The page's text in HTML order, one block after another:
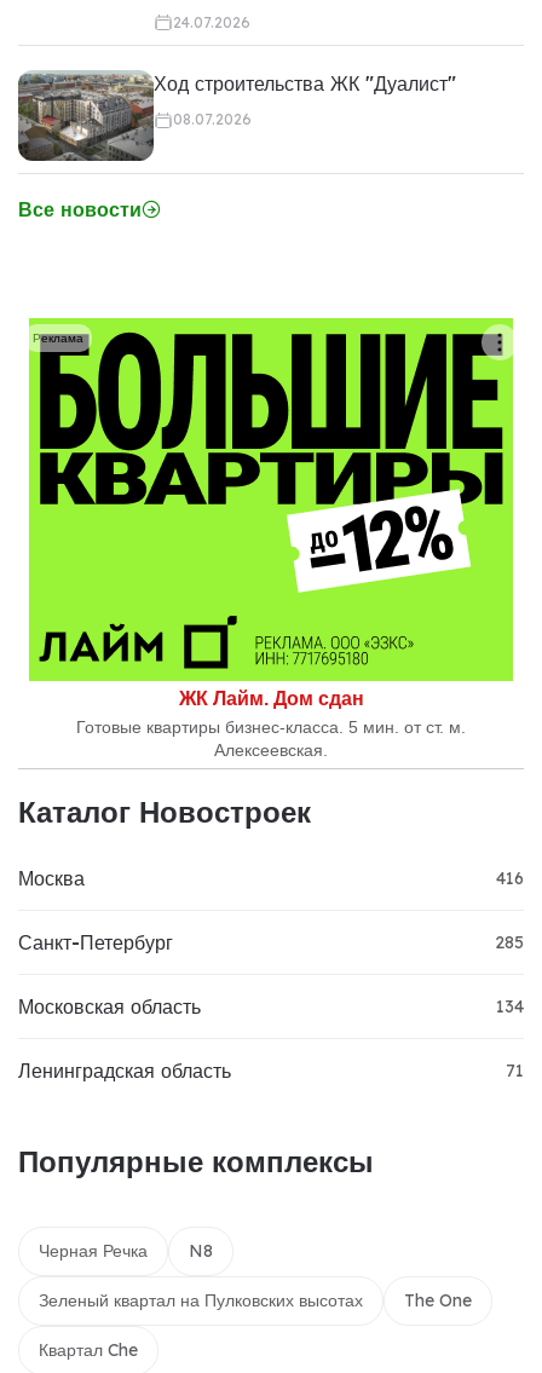
24.07.2026
Ход строительства ЖК "Дуалист"
08.07.2026
Все новости
ЖК Лайм. Дом сдан
Готовые квартиры бизнес-класса. 5 мин. от ст. м.
Алексеевская.
Реклама
Каталог Новостроек
Москва 416
Санкт-Петербург 285
Московская область 134
Ленинградская область 71
Популярные комплексы
Черная Речка N8
Зеленый квартал на Пулковских высотах The One
Квартал Che